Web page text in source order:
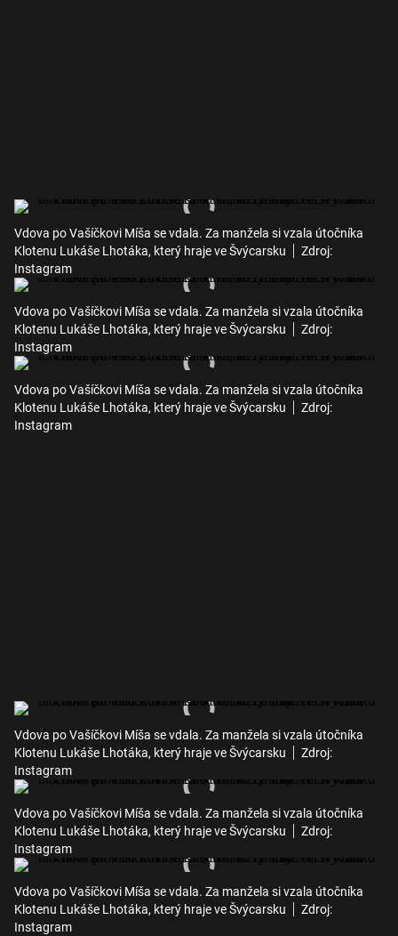
Vdova po Vašíčkovi Míša se vdala. Za manžela si vzala útočníka
Klotenu Lukáše Lhotáka, který hraje ve Švýcarsku
Zdroj:
Instagram
Vdova po Vašíčkovi Míša se vdala. Za manžela si vzala útočníka
Klotenu Lukáše Lhotáka, který hraje ve Švýcarsku
Zdroj:
Instagram
Vdova po Vašíčkovi Míša se vdala. Za manžela si vzala útočníka
Klotenu Lukáše Lhotáka, který hraje ve Švýcarsku
Zdroj:
Instagram
Vdova po Vašíčkovi Míša se vdala. Za manžela si vzala útočníka
Klotenu Lukáše Lhotáka, který hraje ve Švýcarsku
Zdroj:
Instagram
Vdova po Vašíčkovi Míša se vdala. Za manžela si vzala útočníka
Klotenu Lukáše Lhotáka, který hraje ve Švýcarsku
Zdroj:
Instagram
Vdova po Vašíčkovi Míša se vdala. Za manžela si vzala útočníka
Klotenu Lukáše Lhotáka, který hraje ve Švýcarsku
Zdroj:
Instagram